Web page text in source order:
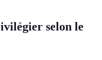
selon le